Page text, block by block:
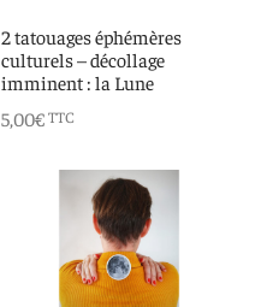
2 tatouages éphémères
culturels – décollage
imminent : la Lune
5,00€ TTC